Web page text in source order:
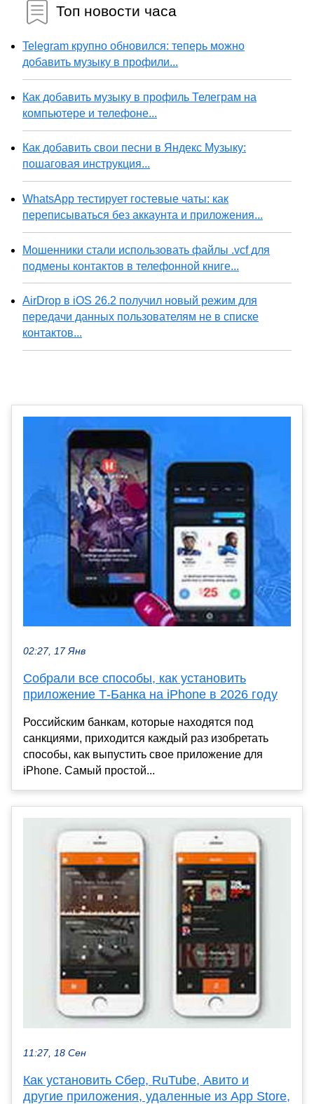
Топ новости часа
Telegram крупно обновился: теперь можно
добавить музыку в профили...
Как добавить музыку в профиль Телеграм на
компьютере и телефоне...
Как добавить свои песни в Яндекс Музыку:
пошаговая инструкция...
WhatsApp тестирует гостевые чаты: как
переписываться без аккаунта и приложения...
Мошенники стали использовать файлы .vcf для
подмены контактов в телефонной книге...
AirDrop в iOS 26.2 получил новый режим для
передачи данных пользователям не в списке
контактов...
02:27, 17 Янв
Собрали все способы, как установить
приложение Т-Банка на iPhone в 2026 году
Российским банкам, которые находятся под
санкциями, приходится каждый раз изобретать
способы, как выпустить свое приложение для
iPhone. Самый простой...
11:27, 18 Сен
Как установить Сбер, RuTube, Авито и
другие приложения, удаленные из App Store,